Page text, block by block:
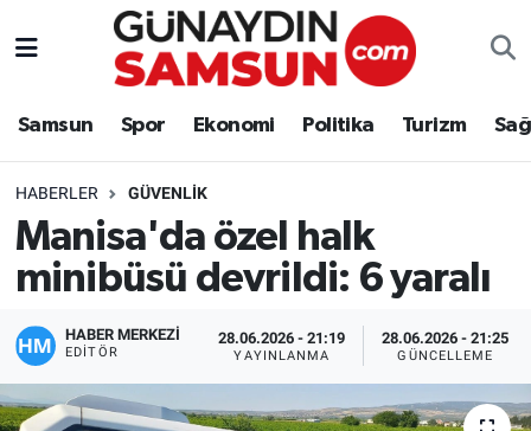
Samsun Spor Ekonomi Politika Turizm
HABERLER GÜVENLIK
Manisa'da özel halk
minibüsü devrildi: 6 yaralı
HABER MERKEZİ
EDITÖR
28.06.2026 - 21:19
YAYINLANMA
28.06.2026 - 21:25
GÜNCELLEME
Samsun
Politika
Turizm
Sağlık
Nöbetçi Eczaneler
Süper Lig Puan Durumu ve Fikstür
Tüm Manşetler
Son Dakika Haberleri